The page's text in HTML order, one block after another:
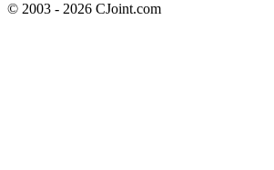
© 2003 - 2026 CJoint.com